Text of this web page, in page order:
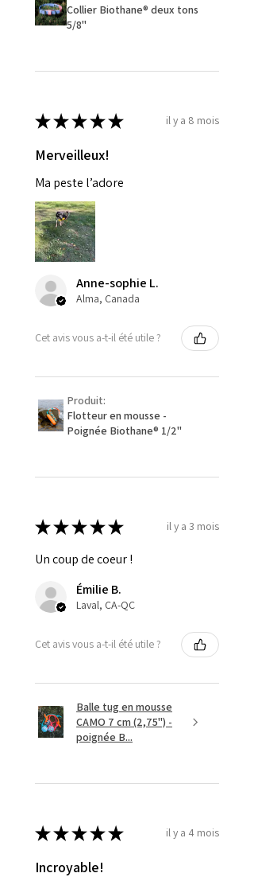
Collier Biothane® deux tons
5/8''
★★★★★ il y a 8 mois
Merveilleux!
Ma peste l’adore
Anne-sophie L.
Alma, Canada
Cet avis vous a-t-il été utile ?
Produit:
Flotteur en mousse -
Poignée Biothane® 1/2''
★★★★★ il y a 3 mois
Un coup de coeur !
Émilie B.
Laval, CA-QC
Cet avis vous a-t-il été utile ?
Balle tug en mousse
CAMO 7 cm (2,75'') -
poignée B...
★★★★★ il y a 4 mois
Incroyable!